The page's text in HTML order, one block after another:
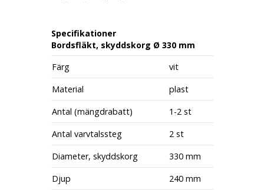
Specifikationer
Bordsfläkt, skyddskorg Ø 330 mm
Färg
vit
Material
plast
Antal (mängdrabatt)
1-2 st
Antal varvtalssteg
2 st
Diameter, skyddskorg
330 mm
Djup
240 mm